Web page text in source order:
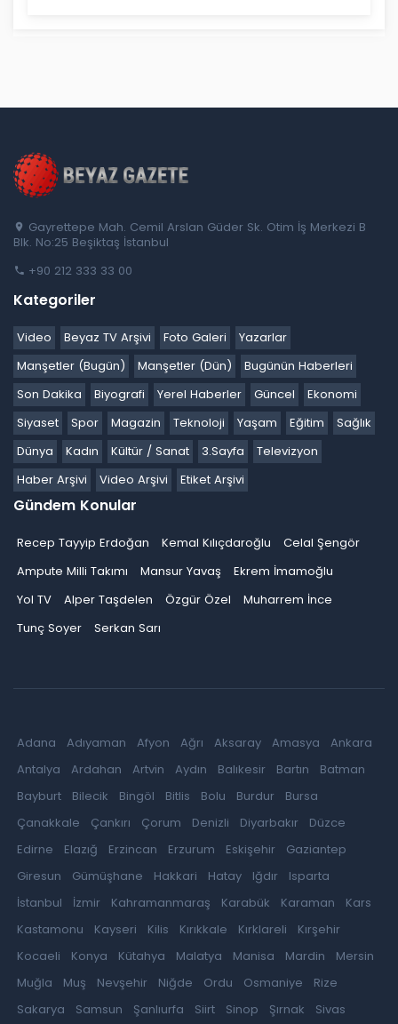
Gayrettepe Mah. Cemil Arslan Güder Sk. Otim İş Merkezi B
Blk. No:25 Beşiktaş İstanbul
+90 212 333 33 00
Kategoriler
Video Beyaz TV Arşivi Foto Galeri
Yazarlar
Manşetler (Bugün)
Manşetler (Dün)
Bugünün Haberleri
Son Dakika
Biyografi Yerel Haberler Güncel
Ekonomi
Siyaset
Spor Magazin Teknoloji Yaşam Eğitim
Sağlık
Dünya
Kadın Kültür / Sanat 3.Sayfa
Televizyon
Haber Arşivi
Video Arşivi Etiket Arşivi
Gündem Konular
Recep Tayyip Erdoğan Kemal Kılıçdaroğlu
Celal Şengör
Ampute Milli Takımı
Mansur Yavaş
Ekrem İmamoğlu
Yol TV
Alper Taşdelen Özgür Özel
Muharrem İnce
Tunç Soyer
Serkan Sarı
Adana Adıyaman Afyon Ağrı Aksaray Amasya
Ankara
Antalya
Ardahan Artvin Aydın Balıkesir Bartın
Batman
Bayburt
Bilecik Bingöl Bitlis Bolu Burdur
Bursa
Çanakkale
Çankırı Çorum Denizli Diyarbakır
Düzce
Edirne
Elazığ Erzincan Erzurum Eskişehir
Gaziantep
Giresun
Gümüşhane Hakkari Hatay Iğdır
Isparta
İstanbul
İzmir Kahramanmaraş Karabük Karaman
Kars
Kastamonu
Kayseri Kilis Kırıkkale Kırklareli
Kırşehir
Kocaeli
Konya Kütahya Malatya Manisa Mardin
Mersin
Muğla
Muş Nevşehir Niğde Ordu Osmaniye
Rize
Sakarya
Samsun Şanlıurfa Siirt Sinop Şırnak
Sivas